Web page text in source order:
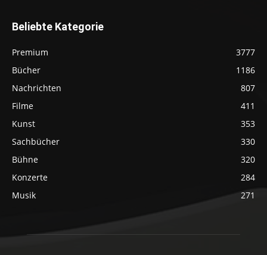
Beliebte Kategorie
Premium
3777
Bücher
1186
Nachrichten
807
Filme
411
Kunst
353
Sachbücher
330
Bühne
320
Konzerte
284
Musik
271